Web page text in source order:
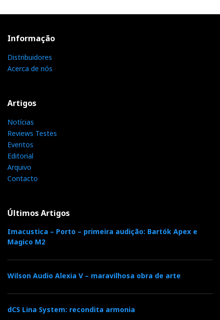
Informação
Distribuidores
Acerca de nós
Artigos
Notícias
Reviews Testes
Eventos
Editorial
Arquivo
Contacto
Últimos Artigos
Imacustica – Porto – primeira audição: Bartók Apex e
Magico M2
Wilson Audio Alexia V – maravilhosa obra de arte
dCS Lina System: recondita armonia